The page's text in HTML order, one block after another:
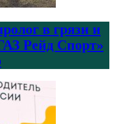
в грязи и
Рейд Спорт»